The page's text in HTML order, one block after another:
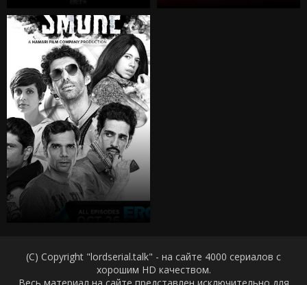
(C) Copyright "lordserial.talk" - на сайте 4000 сериалов с
хорошим HD качеством.